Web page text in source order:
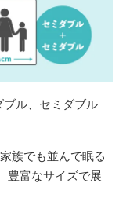
ル、セミダブル
族でも並んで眠る
豊富なサイズで展